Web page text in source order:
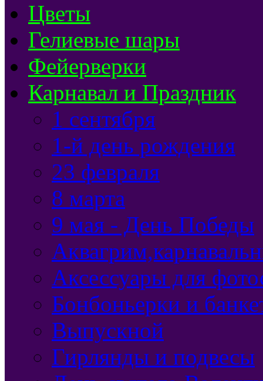
Цветы
Гелиевые шары
Фейерверки
Карнавал и Праздник
1 сентября
1-й день рождения
23 февраля
8 марта
9 мая - День Победы
Аксессуары для
Бонбоньерки и
Выпускной
Гирлянды и подвесы